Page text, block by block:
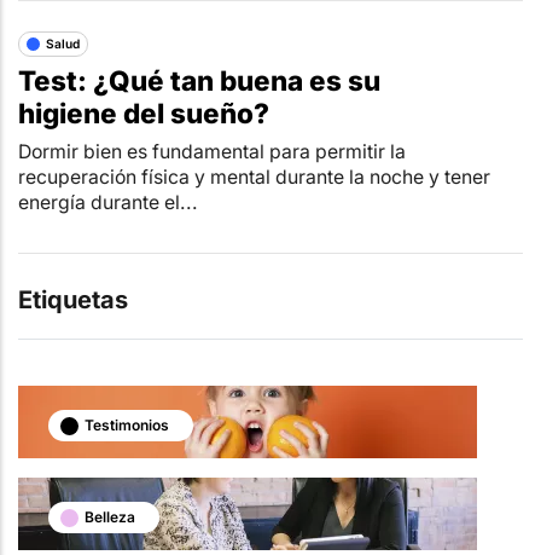
Salud
Test: ¿Qué tan buena es su
higiene del sueño?
Dormir bien es fundamental para permitir la
recuperación física y mental durante la noche y tener
energía durante el...
Etiquetas
Testimonios
Belleza